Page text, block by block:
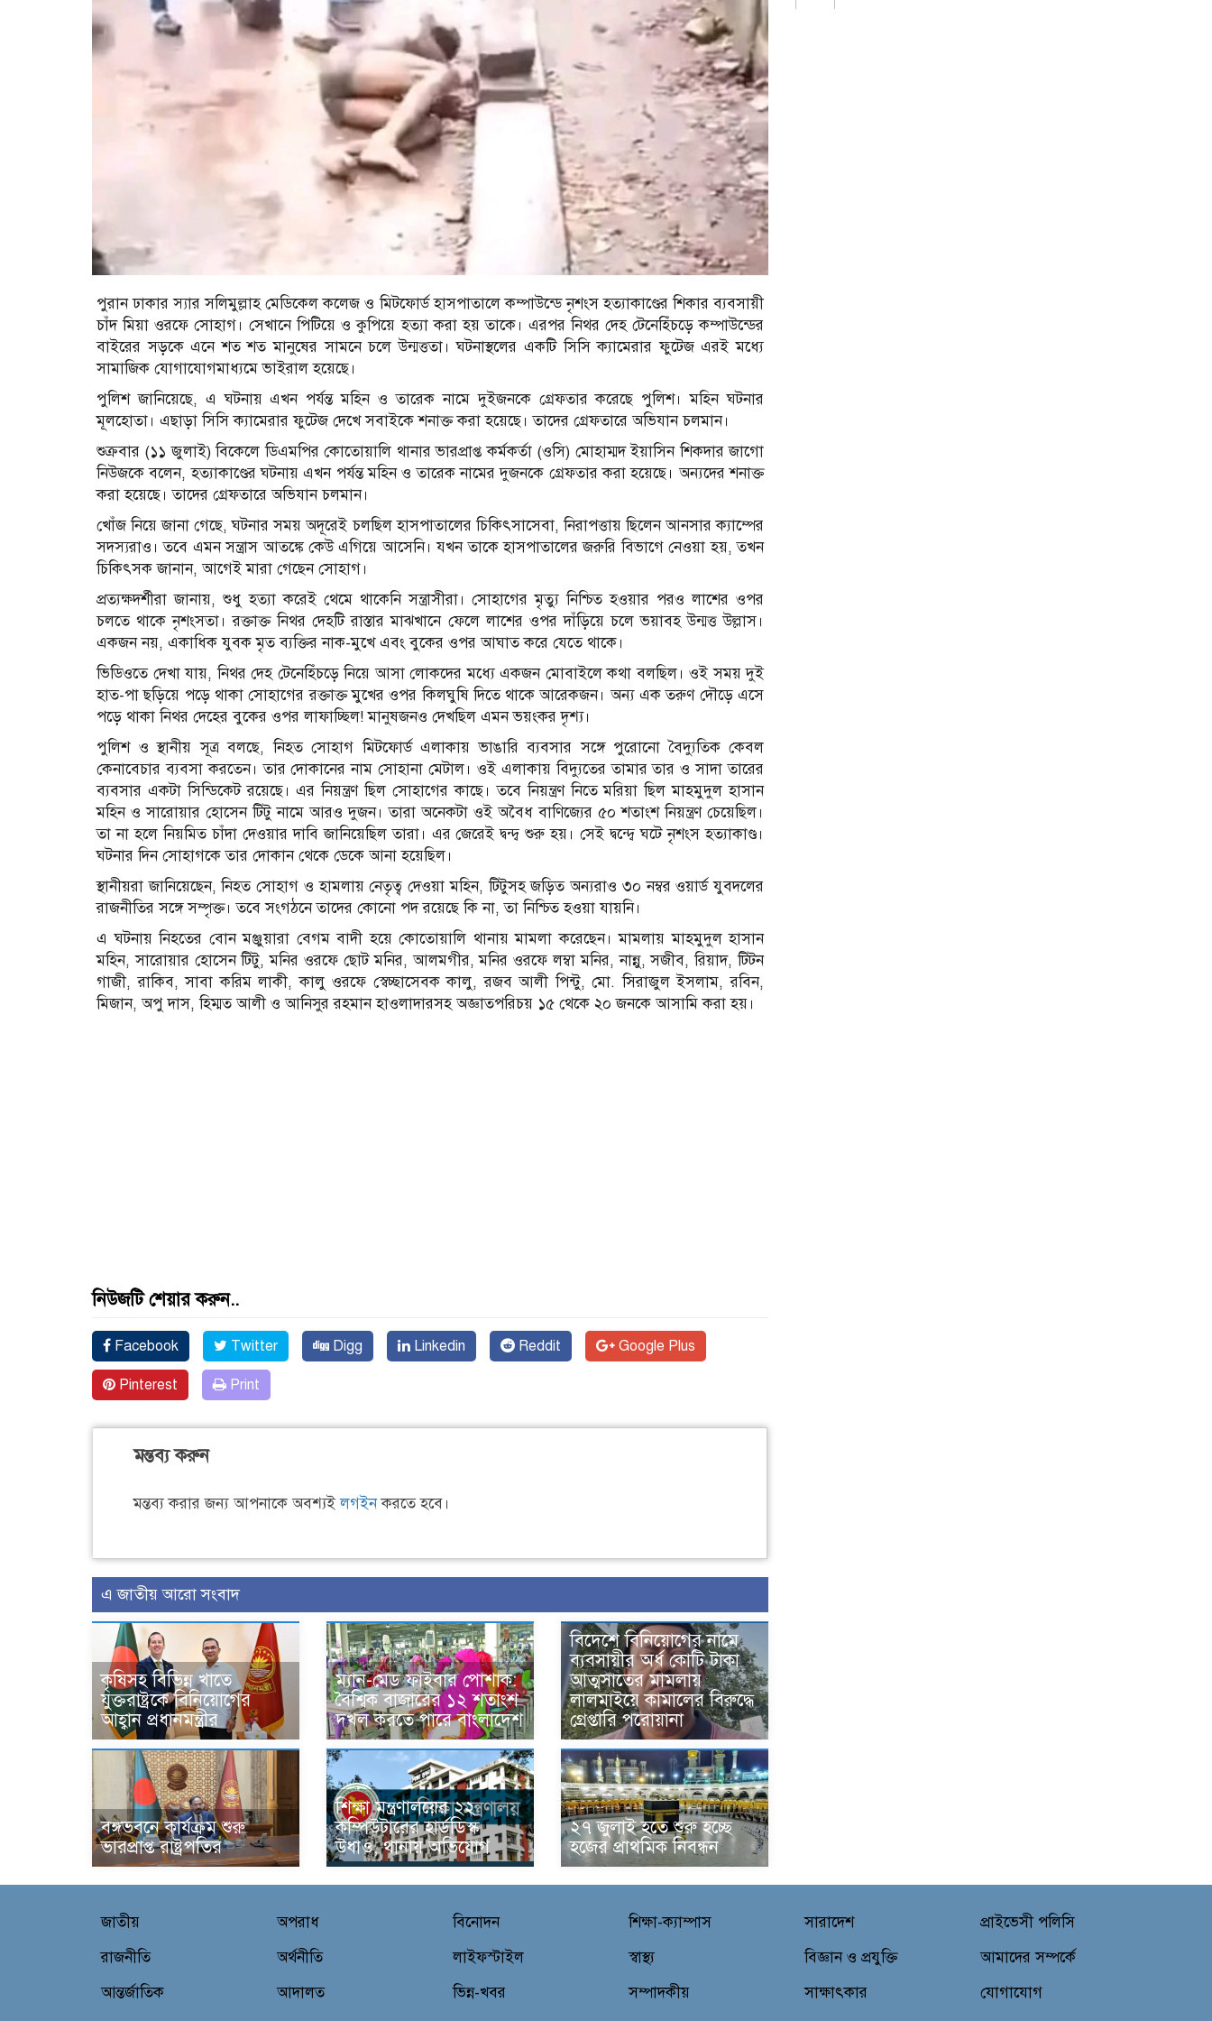
পুরান ঢাকার স্যার সলিমুল্লাহ মেডিকেল কলেজ ও মিটফোর্ড হাসপাতালে কম্পাউন্ডে নৃশংস হত্যাকাণ্ডের শিকার ব্যবসায়ী
চাঁদ মিয়া ওরফে সোহাগ। সেখানে পিটিয়ে ও কুপিয়ে হত্যা করা হয় তাকে। এরপর নিথর দেহ টেনেহিঁচড়ে কম্পাউন্ডের
বাইরের সড়কে এনে শত শত মানুষের সামনে চলে উন্মত্ততা। ঘটনাস্থলের একটি সিসি ক্যামেরার ফুটেজ এরই মধ্যে
সামাজিক যোগাযোগমাধ্যমে ভাইরাল হয়েছে।
পুলিশ জানিয়েছে, এ ঘটনায় এখন পর্যন্ত মহিন ও তারেক নামে দুইজনকে গ্রেফতার করেছে পুলিশ। মহিন ঘটনার
মূলহোতা। এছাড়া সিসি ক্যামেরার ফুটেজ দেখে সবাইকে শনাক্ত করা হয়েছে। তাদের গ্রেফতারে অভিযান চলমান।
শুক্রবার (১১ জুলাই) বিকেলে ডিএমপির কোতোয়ালি থানার ভারপ্রাপ্ত কর্মকর্তা (ওসি) মোহাম্মদ ইয়াসিন শিকদার জাগো
নিউজকে বলেন, হত্যাকাণ্ডের ঘটনায় এখন পর্যন্ত মহিন ও তারেক নামের দুজনকে গ্রেফতার করা হয়েছে। অন্যদের শনাক্ত
করা হয়েছে। তাদের গ্রেফতারে অভিযান চলমান।
খোঁজ নিয়ে জানা গেছে, ঘটনার সময় অদূরেই চলছিল হাসপাতালের চিকিৎসাসেবা, নিরাপত্তায় ছিলেন আনসার ক্যাম্পের
সদস্যরাও। তবে এমন সন্ত্রাস আতঙ্কে কেউ এগিয়ে আসেনি। যখন তাকে হাসপাতালের জরুরি বিভাগে নেওয়া হয়, তখন
চিকিৎসক জানান, আগেই মারা গেছেন সোহাগ।
প্রত্যক্ষদর্শীরা জানায়, শুধু হত্যা করেই থেমে থাকেনি সন্ত্রাসীরা। সোহাগের মৃত্যু নিশ্চিত হওয়ার পরও লাশের ওপর
চলতে থাকে নৃশংসতা। রক্তাক্ত নিথর দেহটি রাস্তার মাঝখানে ফেলে লাশের ওপর দাঁড়িয়ে চলে ভয়াবহ উন্মত্ত উল্লাস।
একজন নয়, একাধিক যুবক মৃত ব্যক্তির নাক-মুখে এবং বুকের ওপর আঘাত করে যেতে থাকে।
ভিডিওতে দেখা যায়, নিথর দেহ টেনেহিঁচড়ে নিয়ে আসা লোকদের মধ্যে একজন মোবাইলে কথা বলছিল। ওই সময় দুই
হাত-পা ছড়িয়ে পড়ে থাকা সোহাগের রক্তাক্ত মুখের ওপর কিলঘুষি দিতে থাকে আরেকজন। অন্য এক তরুণ দৌড়ে এসে
পড়ে থাকা নিথর দেহের বুকের ওপর লাফাচ্ছিল! মানুষজনও দেখছিল এমন ভয়ংকর দৃশ্য।
পুলিশ ও স্থানীয় সূত্র বলছে, নিহত সোহাগ মিটফোর্ড এলাকায় ভাঙারি ব্যবসার সঙ্গে পুরোনো বৈদ্যুতিক কেবল
কেনাবেচার ব্যবসা করতেন। তার দোকানের নাম সোহানা মেটাল। ওই এলাকায় বিদ্যুতের তামার তার ও সাদা তারের
ব্যবসার একটা সিন্ডিকেট রয়েছে। এর নিয়ন্ত্রণ ছিল সোহাগের কাছে। তবে নিয়ন্ত্রণ নিতে মরিয়া ছিল মাহমুদুল হাসান
মহিন ও সারোয়ার হোসেন টিটু নামে আরও দুজন। তারা অনেকটা ওই অবৈধ বাণিজ্যের ৫০ শতাংশ নিয়ন্ত্রণ চেয়েছিল।
তা না হলে নিয়মিত চাঁদা দেওয়ার দাবি জানিয়েছিল তারা। এর জেরেই দ্বন্দ্ব শুরু হয়। সেই দ্বন্দ্বে ঘটে নৃশংস হত্যাকাণ্ড।
ঘটনার দিন সোহাগকে তার দোকান থেকে ডেকে আনা হয়েছিল।
স্থানীয়রা জানিয়েছেন, নিহত সোহাগ ও হামলায় নেতৃত্ব দেওয়া মহিন, টিটুসহ জড়িত অন্যরাও ৩০ নম্বর ওয়ার্ড যুবদলের
রাজনীতির সঙ্গে সম্পৃক্ত। তবে সংগঠনে তাদের কোনো পদ রয়েছে কি না, তা নিশ্চিত হওয়া যায়নি।
এ ঘটনায় নিহতের বোন মঞ্জুয়ারা বেগম বাদী হয়ে কোতোয়ালি থানায় মামলা করেছেন। মামলায় মাহমুদুল হাসান
মহিন, সারোয়ার হোসেন টিটু, মনির ওরফে ছোট মনির, আলমগীর, মনির ওরফে লম্বা মনির, নান্নু, সজীব, রিয়াদ, টিটন
গাজী, রাকিব, সাবা করিম লাকী, কালু ওরফে স্বেচ্ছাসেবক কালু, রজব আলী পিন্টু, মো. সিরাজুল ইসলাম, রবিন,
মিজান, অপু দাস, হিম্মত আলী ও আনিসুর রহমান হাওলাদারসহ অজ্ঞাতপরিচয় ১৫ থেকে ২০ জনকে আসামি করা হয়।
নিউজটি শেয়ার করুন..
Facebook Twitter Digg Linkedin Reddit Google Plus
Pinterest Print
মন্তব্য করুন
মন্তব্য করার জন্য আপনাকে অবশ্যইলগইনকরতে হবে।
এ জাতীয় আরো সংবাদ
কৃষিসহ বিভিন্ন খাতে
যুক্তরাষ্ট্রকে বিনিয়োগের
আহ্বান প্রধানমন্ত্রীর
ম্যান-মেড ফাইবার পোশাক:
বৈশ্বিক বাজারের ১২ শতাংশ
দখল করতে পারে বাংলাদেশ
বিদেশে বিনিয়োগের নামে
ব্যবসায়ীর অর্ধ কোটি টাকা
আত্মসাতের মামলায়
লালমাইয়ে কামালের বিরুদ্ধে
গ্রেপ্তারি পরোয়ানা
বঙ্গভবনে কার্যক্রম শুরু
ভারপ্রাপ্ত রাষ্ট্রপতির
শিক্ষা মন্ত্রণালয়ের ২২
কম্পিউটারের হার্ডডিস্ক
উধাও, থানায় অভিযোগ
২৭ জুলাই হতে শুরু হচ্ছে
হজের প্রাথমিক নিবন্ধন
জাতীয়
রাজনীতি
আন্তর্জাতিক
অপরাধ
অর্থনীতি
আদালত
বিনোদন
লাইফস্টাইল
ভিন্ন-খবর
শিক্ষা-ক্যাম্পাস
স্বাস্থ্য
সম্পাদকীয়
সারাদেশ
বিজ্ঞান ও প্রযুক্তি
সাক্ষাৎকার
প্রাইভেসী পলিসি
আমাদের সম্পর্কে
যোগাযোগ